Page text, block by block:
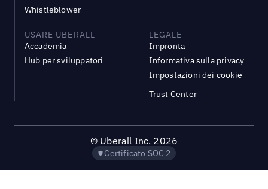
Whistleblower
USARE UBERALL
Accademia
Hub per sviluppatori
LEGALE
Impronta
Informativa sulla privacy
Impostazioni dei cookie
Trust Center
© Uberall Inc. 2026
Certificato SOC 2